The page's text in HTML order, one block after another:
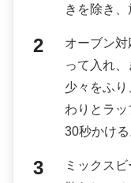
きを除き、
オーブン
って入れ
少々をふ
わりとラ
30秒かける
ミックス